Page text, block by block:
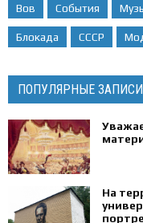
Вов События
Блокада СССР
ПОПУЛЯРНЫЕ ЗАПИСИ
На